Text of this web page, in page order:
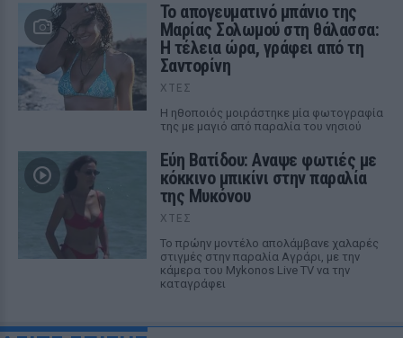
Το απογευματινό μπάνιο της
Μαρίας Σολωμού στη θάλασσα:
Η τέλεια ώρα, γράφει από τη
Σαντορίνη
ΧΤΕΣ
Η ηθοποιός μοιράστηκε μία φωτογραφία
της με μαγιό από παραλία του νησιού
Εύη Βατίδου: Αναψε φωτιές με
κόκκινο μπικίνι στην παραλία
της Μυκόνου
ΧΤΕΣ
Το πρώην μοντέλο απολάμβανε χαλαρές
στιγμές στην παραλία Αγράρι, με την
κάμερα του Mykonos Live TV να την
καταγράφει